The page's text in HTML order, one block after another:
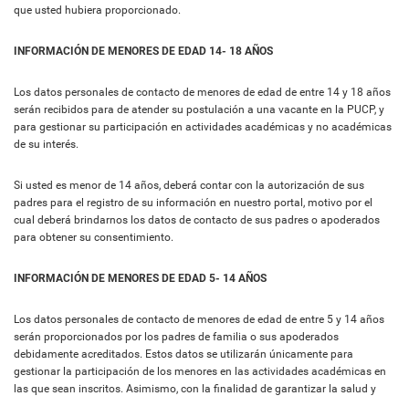
que usted hubiera proporcionado.
INFORMACIÓN DE MENORES DE EDAD 14- 18 AÑOS
Los datos personales de contacto de menores de edad de entre 14 y 18 años
serán recibidos para de atender su postulación a una vacante en la PUCP, y
para gestionar su participación en actividades académicas y no académicas
de su interés.
Si usted es menor de 14 años, deberá contar con la autorización de sus
padres para el registro de su información en nuestro portal, motivo por el
cual deberá brindarnos los datos de contacto de sus padres o apoderados
para obtener su consentimiento.
INFORMACIÓN DE MENORES DE EDAD 5- 14 AÑOS
Los datos personales de contacto de menores de edad de entre 5 y 14 años
serán proporcionados por los padres de familia o sus apoderados
debidamente acreditados. Estos datos se utilizarán únicamente para
gestionar la participación de los menores en las actividades académicas en
las que sean inscritos. Asimismo, con la finalidad de garantizar la salud y